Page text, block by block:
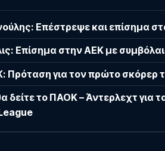
Επέστρεψε και επίσημα
Επίσημα στην ΑΕΚ με
Πρόταση για τον πρώτο σκόρερ
δείτε το ΠΑΟΚ – Άντερλεχτ για